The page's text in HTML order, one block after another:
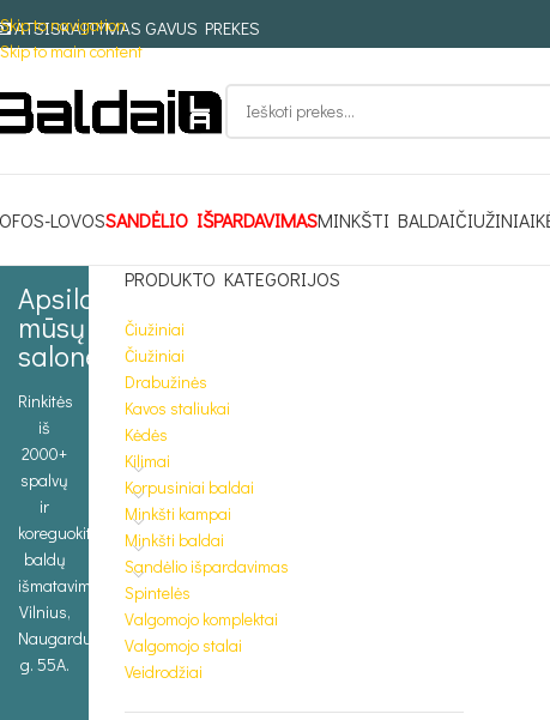
Skip to navigation
Skip to main content
ATSISKAITYMAS GAVUS PREKES
LOVOSSANDĖLIO IŠPARDAVIMASMINKŠTI BALDAIČIUŽINIAI
Apsilankykite
mūsų
salone
Rinkitės
iš
2000+
spalvų
ir
koreguokite
baldų
išmatavimus.
Vilnius,
Naugarduko
g. 55A.
PRODUKTO KATEGORIJOS
Čiužiniai
Čiužiniai
Drabužinės
Kavos staliukai
Kėdės
Kilimai
Korpusiniai baldai
Minkšti kampai
Minkšti baldai
Sandėlio išpardavimas
Spintelės
Valgomojo komplektai
Valgomojo stalai
Veidrodžiai